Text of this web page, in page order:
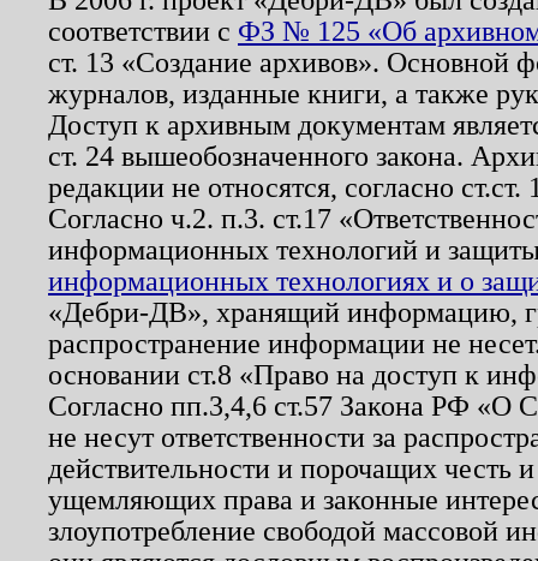
соответствии с ФЗ № 125 «Об
ст. 13 «Создание архивов». Основной
журналов, изданные книги, а также
Доступ к архивным документам
ст. 24 вышеобозначенного закона.
редакции не относятся, согласно
Согласно ч.2. п.3. ст.17
информационных технологий и
информационных технологиях и о
«Дебри-ДВ», хранящий информацию,
распространение информации не
основании ст.8 «Право на доступ к
Согласно пп.3,4,6 ст.57 Закона РФ «О
не несут ответственности за
действительности и порочащих честь
ущемляющих права и законные
злоупотребление свободой массовой